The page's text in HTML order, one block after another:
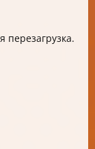
перезагрузка.